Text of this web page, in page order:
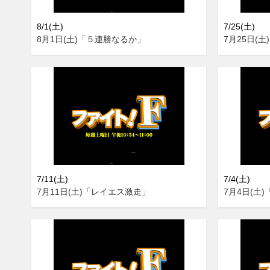
8/1(土)
8月1日(土)「５連勝なるか」
7/25(土)
7月25日(土
7/11(土)
7月11日(土)「レイエス激走」
7/4(土)
7月4日(土)